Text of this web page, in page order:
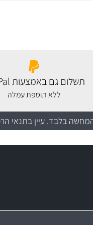
תשלום גם באמצעות PayPal
ללא תוספת עמלה
בלבד. עיין בתנאי
יותר מ- 500 מסנני שמן, אוויר, דלק וקבינה